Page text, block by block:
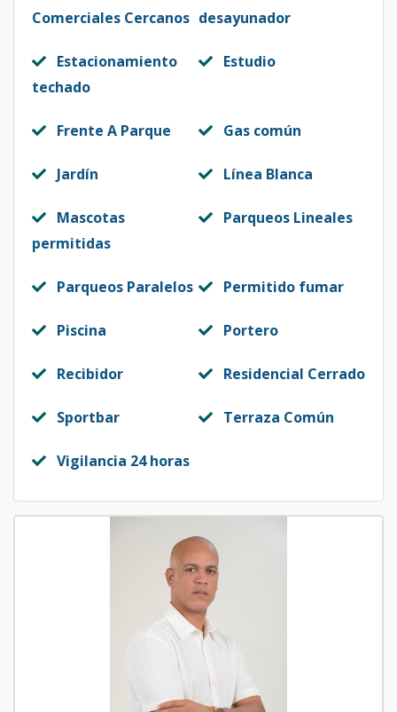
Comerciales Cercanos desayunador
Estacionamiento
techado
Estudio
Frente A Parque Gas común
Jardín Línea Blanca
Mascotas
permitidas
Parqueos Lineales
Parqueos Paralelos Permitido fumar
Piscina Portero
Recibidor Residencial Cerrado
Sportbar Terraza Común
Vigilancia 24 horas